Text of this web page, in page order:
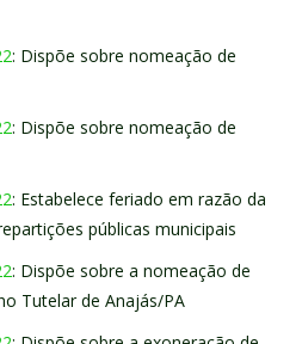
: Dispõe sobre nomeação de
: Dispõe sobre nomeação de
: Estabelece feriado em razão da
públicas municipais
: Dispõe sobre a nomeação de
Tutelar de Anajás/PA